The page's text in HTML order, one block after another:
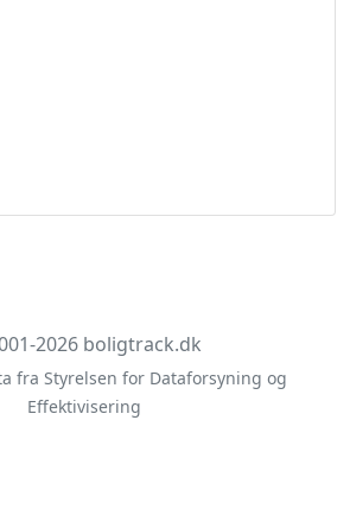
2026 boligtrack.dk
fra Styrelsen for Dataforsyning og
Effektivisering